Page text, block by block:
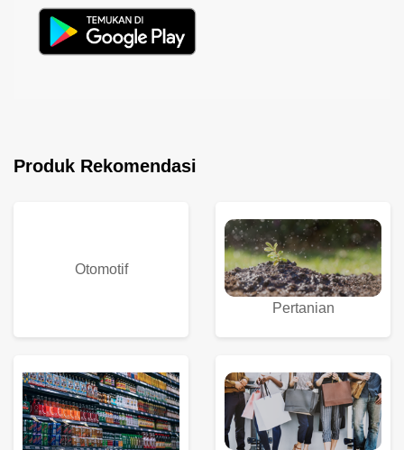
Produk Rekomendasi
Otomotif
Pertanian